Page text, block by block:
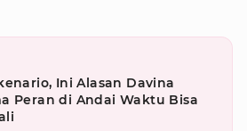
Ini Alasan Davina
Peran di Andai Waktu Bisa